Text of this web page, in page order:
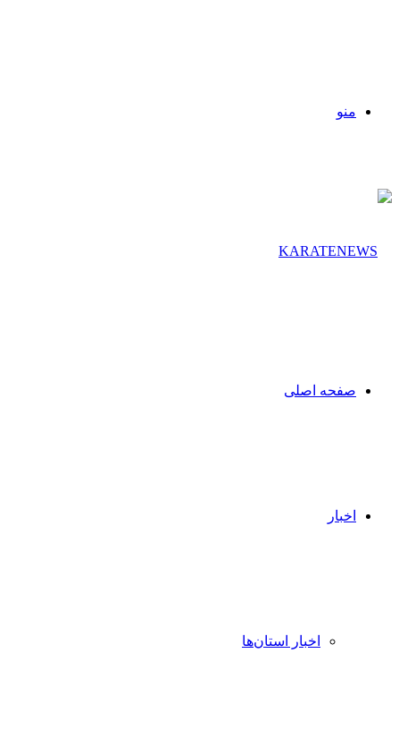
منو
صفحه اصلی
اخبار
اخبار استان‌ها